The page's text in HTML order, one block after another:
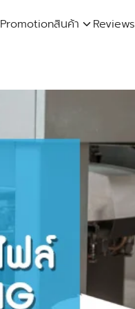
Promotionสินค้า Reviews